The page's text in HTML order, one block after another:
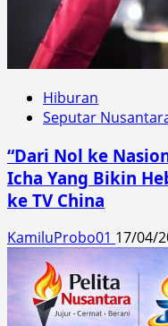
Hiburan
Seputar
“Dari Nol ke
Icha Yang Bikin
ke TV China
KamiluProbo01 17/04/